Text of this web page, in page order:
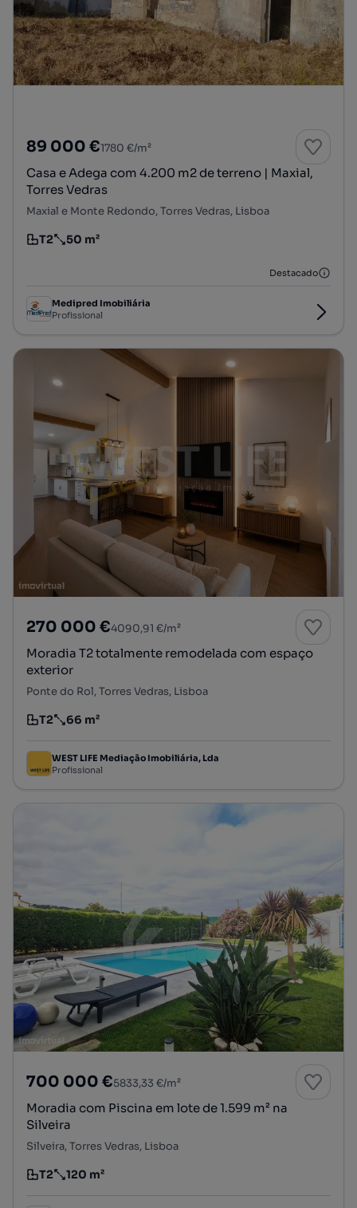
89 000 €1780 €/m²
Casa e Adega com 4.200 m2 de terreno | Maxial,
Torres Vedras
Maxial e Monte Redondo, Torres Vedras, Lisboa
Tipologia
T2
Preço por metro quadrado
50 m²
Destacado
Medipred Imobiliária
Profissional
270 000 €4090,91 €/m²
Moradia T2 totalmente remodelada com espaço
exterior
Ponte do Rol, Torres Vedras, Lisboa
Tipologia
T2
Preço por metro quadrado
66 m²
WEST LIFE Mediação Imobiliária, Lda
Profissional
700 000 €5833,33 €/m²
Moradia com Piscina em lote de 1.599 m² na
Silveira
Silveira, Torres Vedras, Lisboa
Tipologia
T2
Preço por metro quadrado
120 m²